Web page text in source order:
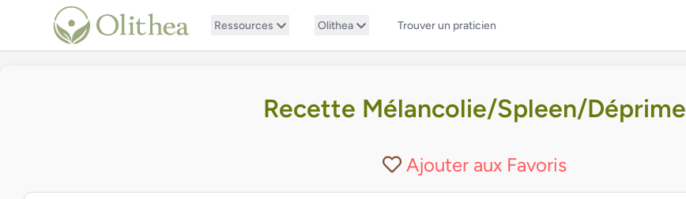
Ressources Olithea Trouver un praticien
Recette Mélancolie/Spleen/Déprime
Ajouter aux Favoris